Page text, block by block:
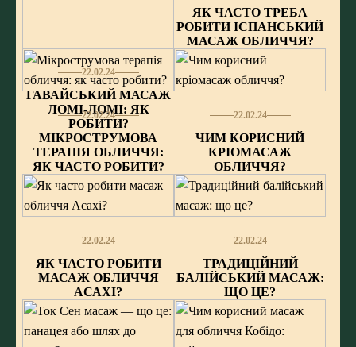
22.02.24
ГАВАЙСЬКИЙ МАСАЖ
ЛОМІ-ЛОМІ: ЯК
РОБИТИ?
ЯК ЧАСТО ТРЕБА
РОБИТИ ІСПАНСЬКИЙ
МАСАЖ ОБЛИЧЧЯ?
22.02.24
МІКРОСТРУМОВА
ТЕРАПІЯ ОБЛИЧЧЯ:
ЯК ЧАСТО РОБИТИ?
22.02.24
ЧИМ КОРИСНИЙ
КРІОМАСАЖ
ОБЛИЧЧЯ?
22.02.24
ЯК ЧАСТО РОБИТИ
МАСАЖ ОБЛИЧЧЯ
AСАХІ?
22.02.24
ТРАДИЦІЙНИЙ
БАЛІЙСЬКИЙ МАСАЖ:
ЩО ЦЕ?